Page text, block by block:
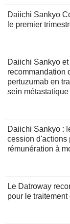
Daiichi Sankyo
le premier
Daiichi Sankyo
recommandation
pertuzumab en
sein
Daiichi Sankyo :
cession d'actions
rémunération à
Le Datroway
pour le